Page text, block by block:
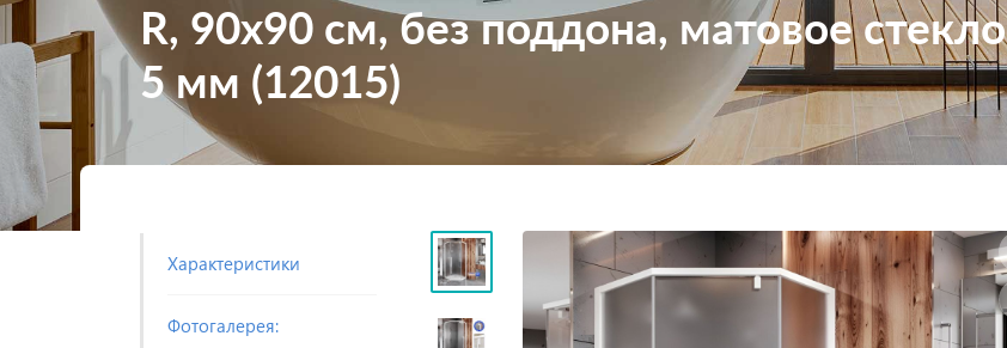
R, 90x90 см, без поддона, матовое стекло
5 мм (12015)
Характеристики
Фотогалерея: